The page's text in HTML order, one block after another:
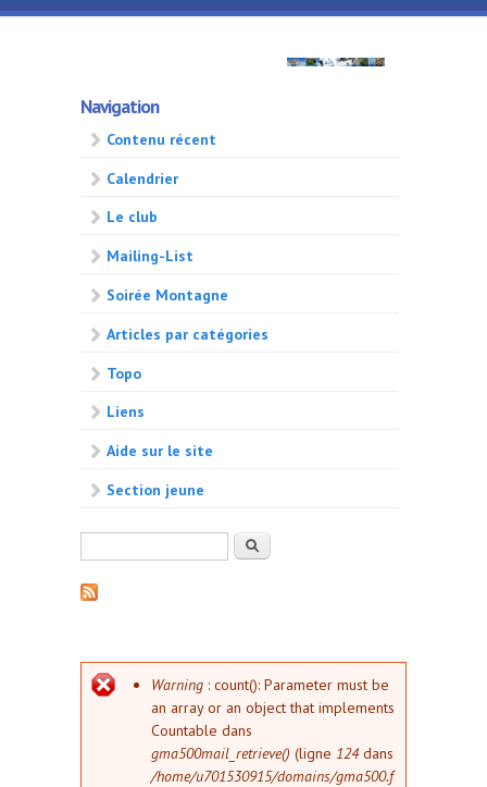
Aller au contenu principal
GMA
500
Navigation
Contenu récent
Calendrier
Le club
Mailing-List
Soirée Montagne
Articles par catégories
Topo
Liens
Aide sur le site
Section jeune
Formulaire de rechercheRechercher
Message d'erreur
Warning : count(): Parameter must be
an array or an object that implements
Countable dans
gma500mail_retrieve() (ligne 124dans
/home/u701530915/domains/gma500.f